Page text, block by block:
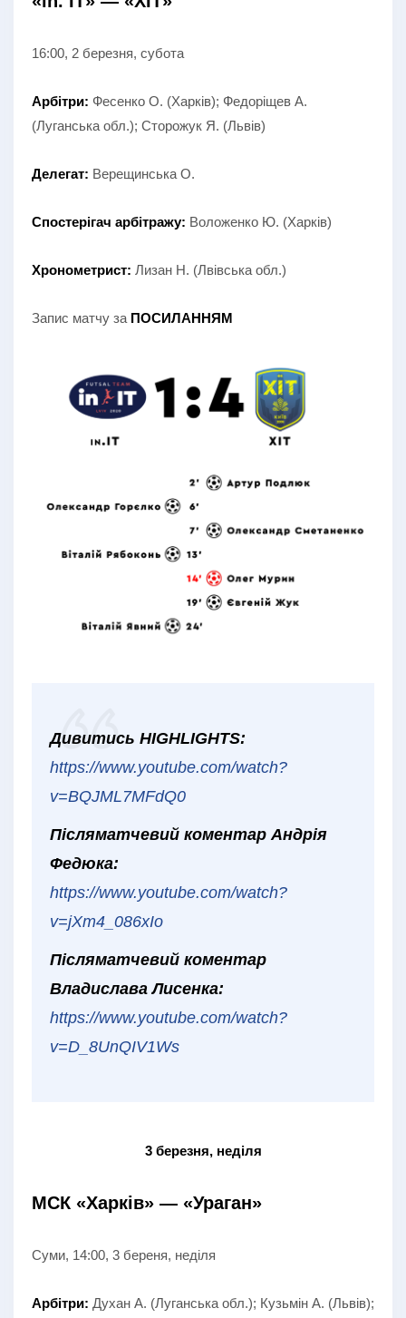
16:00, 2 березня, субота
Арбітри: Фесенко О. (Харків); Федоріщев А.
(Луганська обл.); Сторожук Я. (Львів)
Делегат: Верещинська О.
Спостерігач арбітражу: Воложенко Ю. (Харків)
Хронометрист: Лизан Н. (Лвівська обл.)
Запис матчу за ПОСИЛАННЯМ
Дивитись HIGHLIGHTS:
https://www.youtube.com/watch?
v=BQJML7MFdQ0
Післяматчевий коментар Андрія
Федюка:
https://www.youtube.com/watch?
v=jXm4_086xIo
Післяматчевий коментар
Владислава Лисенка:
https://www.youtube.com/watch?
v=D_8UnQIV1Ws
3 березня, неділя
МСК «Харків» — «Ураган»
Суми, 14:00, 3 береня, неділя
Арбітри: Духан А. (Луганська обл.); Кузьмін А. (Львів);